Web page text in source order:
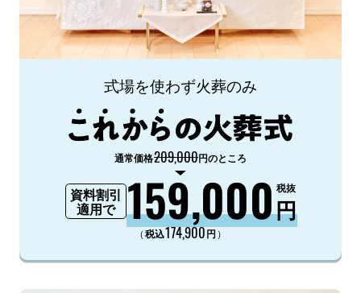
式場を使わず火葬のみ
通常価格209,000円のところ
資料割引
適用で
159,000円
税抜
（税込174,900円 ）